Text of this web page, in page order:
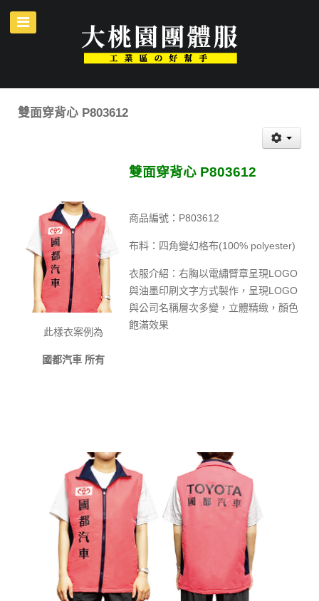
雙面穿背心 P803612
此樣衣案例為
國都汽車 所有
雙面穿背心 P803612
商品編號：P803612
布料：四角變幻格布(100% polyester)
衣服介紹：右胸以電繡臂章呈現LOGO
與油墨印刷文字方式製作，呈現LOGO
與公司名稱層次多變，立體精緻，顏色
飽滿效果